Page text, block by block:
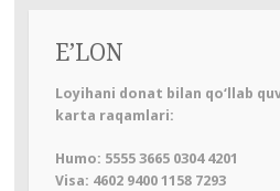
E’LON
Loyihani donat bilan qo‘llab
karta raqamlari:
Humo: 5555 3665 0304 4201
Visa: 4602 9400 1158 7293